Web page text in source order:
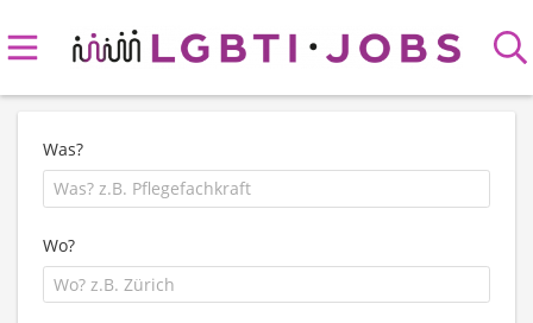
Was?
Wo?